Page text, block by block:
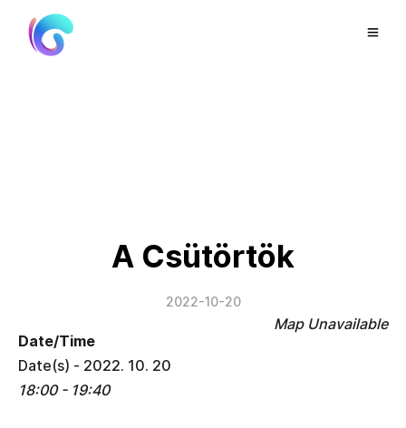
A Csütörtök
2022-10-20
Map Unavailable
Date/Time
Date(s) - 2022. 10. 20
18:00 - 19:40